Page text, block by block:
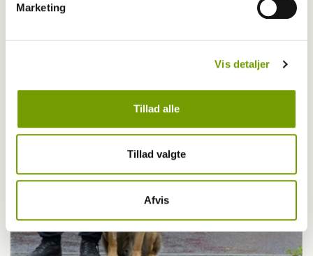
Marketing
Vis detaljer
Tillad alle
Tillad valgte
Afvis